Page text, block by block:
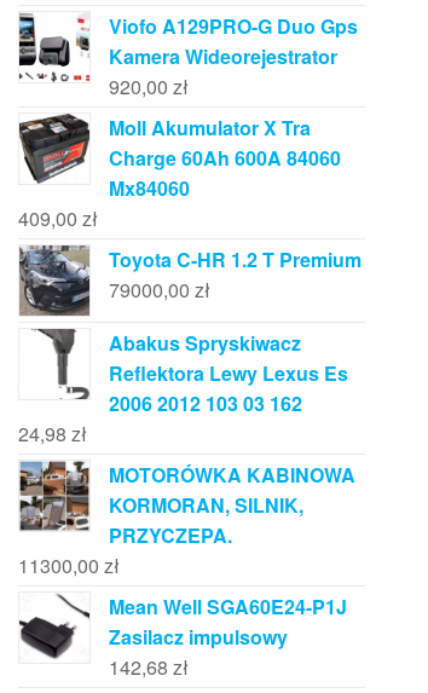
Viofo A129PRO-G Duo Gps
Kamera Wideorejestrator
920,00 zł
Moll Akumulator X Tra
Charge 60Ah 600A 84060
Mx84060
409,00 zł
Toyota C-HR 1.2 T Premium
79000,00 zł
Abakus Spryskiwacz
Reflektora Lewy Lexus Es
2006 2012 103 03 162
24,98 zł
MOTORÓWKA KABINOWA
KORMORAN, SILNIK,
PRZYCZEPA.
11300,00 zł
Mean Well SGA60E24-P1J
Zasilacz impulsowy
142,68 zł